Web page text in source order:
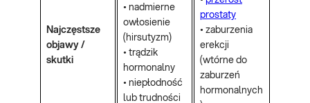
Najczęstsze
objawy /
skutki
• nadmierne
owłosienie
(hirsutyzm)
• trądzik
hormonalny
• niepłodność
lub trudności
prostaty
• zaburzenia
erekcji
(wtórne do
zaburzeń
hormonalnych